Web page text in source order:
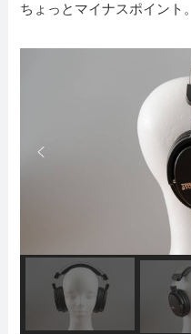
ちょっとマイナスポイント。